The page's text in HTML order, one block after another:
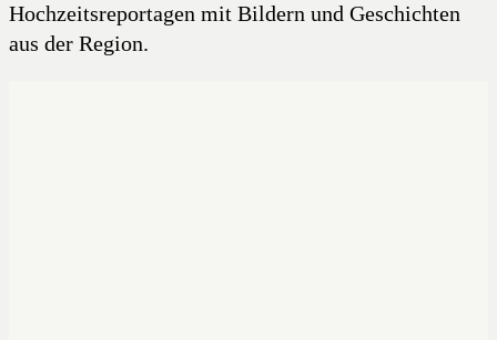
Hochzeitsreportagen mit Bildern und Geschichten
aus der Region.